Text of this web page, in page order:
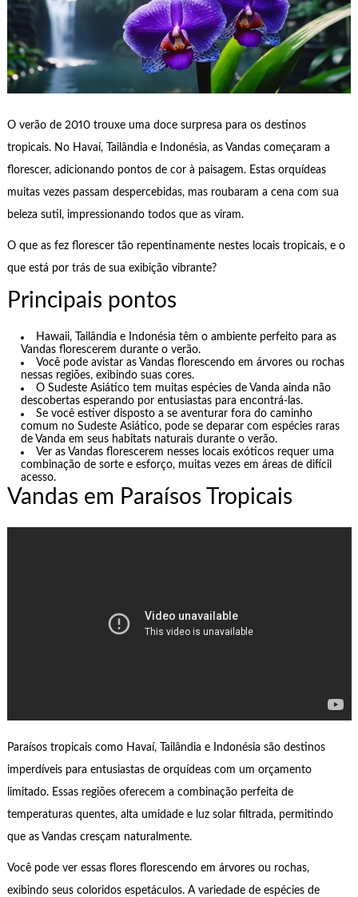
O verão de 2010 trouxe uma doce surpresa para os destinos
tropicais. No Havaí, Tailândia e Indonésia, as Vandas começaram a
florescer, adicionando pontos de cor à paisagem. Estas orquídeas
muitas vezes passam despercebidas, mas roubaram a cena com sua
beleza sutil, impressionando todos que as viram.
O que as fez florescer tão repentinamente nestes locais tropicais, e o
que está por trás de sua exibição vibrante?
Principais pontos
Hawaii, Tailândia e Indonésia têm o ambiente perfeito para as
Vandas florescerem durante o verão.
Você pode avistar as Vandas florescendo em árvores ou rochas
nessas regiões, exibindo suas cores.
O Sudeste Asiático tem muitas espécies de Vanda ainda não
descobertas esperando por entusiastas para encontrá-las.
Se você estiver disposto a se aventurar fora do caminho
comum no Sudeste Asiático, pode se deparar com espécies raras
de Vanda em seus habitats naturais durante o verão.
Ver as Vandas florescerem nesses locais exóticos requer uma
combinação de sorte e esforço, muitas vezes em áreas de difícil
acesso.
Vandas em Paraísos Tropicais
Paraísos tropicais como Havaí, Tailândia e Indonésia são destinos
imperdíveis para entusiastas de orquídeas com um orçamento
limitado. Essas regiões oferecem a combinação perfeita de
temperaturas quentes, alta umidade e luz solar filtrada, permitindo
que as Vandas cresçam naturalmente.
Você pode ver essas flores florescendo em árvores ou rochas,
exibindo seus coloridos espetáculos. A variedade de espécies de